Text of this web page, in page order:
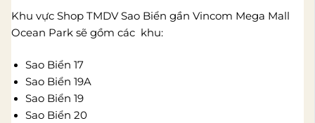
Khu vực Shop TMDV Sao Biển gần Vincom Mega Mall
Ocean Park sẽ gồm các khu:
Sao Biển 17
Sao Biển 19A
Sao Biển 19
Sao Biển 20